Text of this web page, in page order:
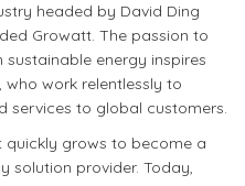
headed by David Ding
Growatt. The passion to
energy inspires
work relentlessly to
services to global customers.
quickly grows to become a
solution provider. Today,